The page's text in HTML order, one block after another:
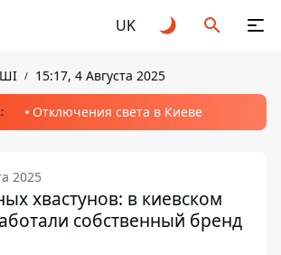
UK
15:17, 4 Августа 2025
Отключения света в Киеве
2025
хвастунов: в киевском
собственный бренд